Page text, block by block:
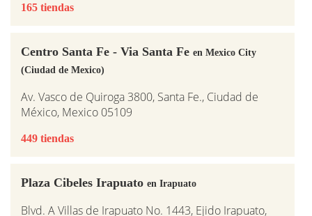
165 tiendas
Centro Santa Fe - Via Santa Fe en Mexico City
(Ciudad de Mexico)
Av. Vasco de Quiroga 3800, Santa Fe., Ciudad de
México, Mexico 05109
449 tiendas
Plaza Cibeles Irapuato en Irapuato
Blvd. A Villas de Irapuato No. 1443, Ejido Irapuato,